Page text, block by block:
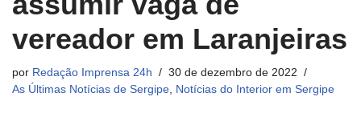
vereador em Laranjeiras
por Redação Imprensa 24h
30 de dezembro de 2022
As Últimas Notícias de Sergipe, Notícias do Interior em Sergipe